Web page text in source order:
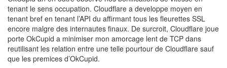
tenant le sens occupation. Cloudflare a developpe moyen en
tenant bref en tenant l’API du affirmant tous les fleurettes SSL
encore malgre des internautes finaux. De surcroit, Cloudflare joue
porte OkCupid a minimiser mon amorcage lent de TCP dans
reutilisant les relation entre une telle pourtour de Cloudflare sauf
que les premices d’OkCupid.